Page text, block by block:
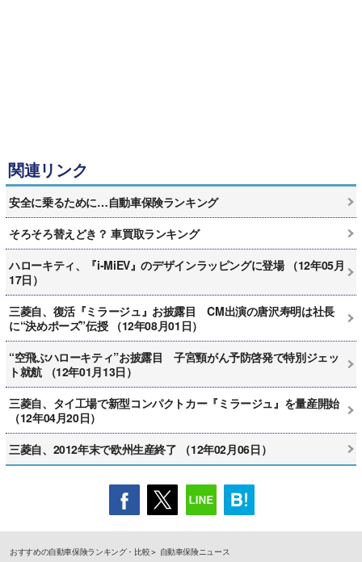
関連リンク
安全に乗るために…自動車保険ランキング
そろそろ替えどき？ 車買取ランキング
ハローキティ、『i-MiEV』のデザインラッピングに登場 （12年05月
17日）
三菱自、復活『ミラージュ』お披露目 CM出演の唐沢寿明は社長
に“決めポーズ”伝授 （12年08月01日）
“空飛ぶハローキティ”お披露目 子宮頸がん予防啓発で特別ジェッ
ト就航 （12年01月13日）
三菱自、タイ工場で新型コンパクトカー『ミラージュ』を量産開始
（12年04月20日）
三菱自、2012年末で欧州生産終了 （12年02月06日）
おすすめの自動車保険ランキング・比較
自動車保険ニュース